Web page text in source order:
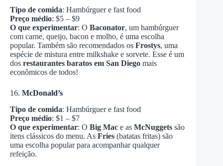
Tipo de comida: Hambúrguer e fast food
Preço médio: $5 – $9
O que experimentar: O Baconator, um hambúrguer
com carne, queijo, bacon e molho, é uma escolha
popular. Também são recomendados os Frostys, uma
espécie de mistura entre milkshake e sorvete. Esse é um
dos restaurantes baratos em San Diego mais
econômicos de todos!
16. McDonald’s
Tipo de comida: Hambúrguer e fast food
Preço médio: $1 – $7
O que experimentar: O Big Mac e as McNuggets são
itens clássicos do menu. As Fries (batatas fritas) são
uma escolha popular para acompanhar qualquer
refeição.